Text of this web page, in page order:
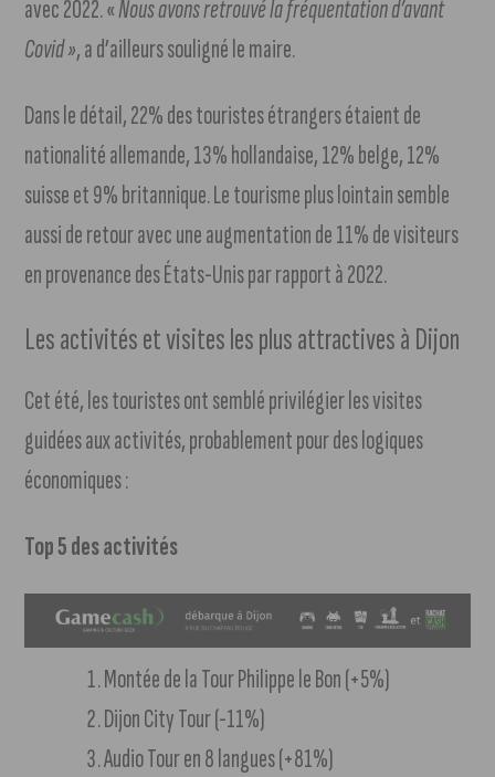
avec 2022. «Nous avons retrouvé la fréquentation d’avant
Covid », a d’ailleurs souligné le maire.
Dans le détail, 22% des touristes étrangers étaient de
nationalité allemande, 13% hollandaise, 12% belge, 12%
suisse et 9% britannique. Le tourisme plus lointain semble
aussi de retour avec une augmentation de 11% de visiteurs
en provenance des États-Unis par rapport à 2022.
Les activités et visites les plus attractives à Dijon
Cet été, les touristes ont semblé privilégier les visites
guidées aux activités, probablement pour des logiques
économiques :
Top 5 des activités
Montée de la Tour Philippe le Bon (+5%)
Dijon City Tour (-11%)
Audio Tour en 8 langues (+81%)